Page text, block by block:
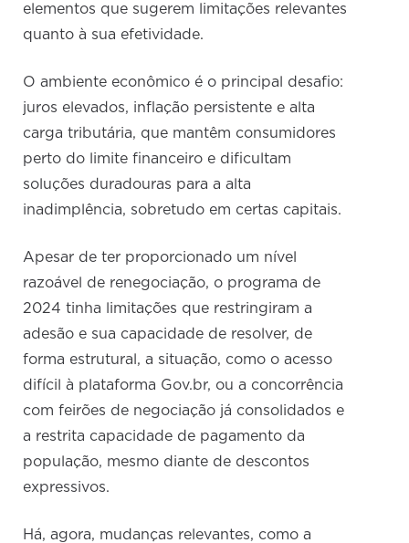
elementos que sugerem limitações relevantes
quanto à sua efetividade.
O ambiente econômico é o principal desafio:
juros elevados, inflação persistente e alta
carga tributária, que mantêm consumidores
perto do limite financeiro e dificultam
soluções duradouras para a alta
inadimplência, sobretudo em certas capitais.
Apesar de ter proporcionado um nível
razoável de renegociação, o programa de
2024 tinha limitações que restringiram a
adesão e sua capacidade de resolver, de
forma estrutural, a situação, como o acesso
difícil à plataforma Gov.br, ou a concorrência
com feirões de negociação já consolidados e
a restrita capacidade de pagamento da
população, mesmo diante de descontos
expressivos.
Há, agora, mudanças relevantes, como a